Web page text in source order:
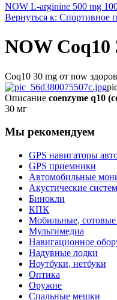
NOW L-arginine 500 mg
Вернуться к: Спортивное
NOW Coq10
Coq10 30 mg от now
Описание coenzyme q10
30 мг
Мы рекомендуем
GPS навигаторы
GPS приемники
Автомобильные
Акустические
Бинокли
КПК
Мобильные,
Мультимедиа
Навигационное
Надувные лодки
Ноутбуки, нетбуки
Оптика
Оружие
Спальные мешки